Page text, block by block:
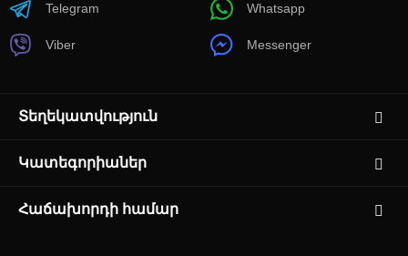
Telegram
Viber
Whatsapp
Messenger
Տեղեկատվություն
Կատեգորիաներ
Հաճախորդի համար